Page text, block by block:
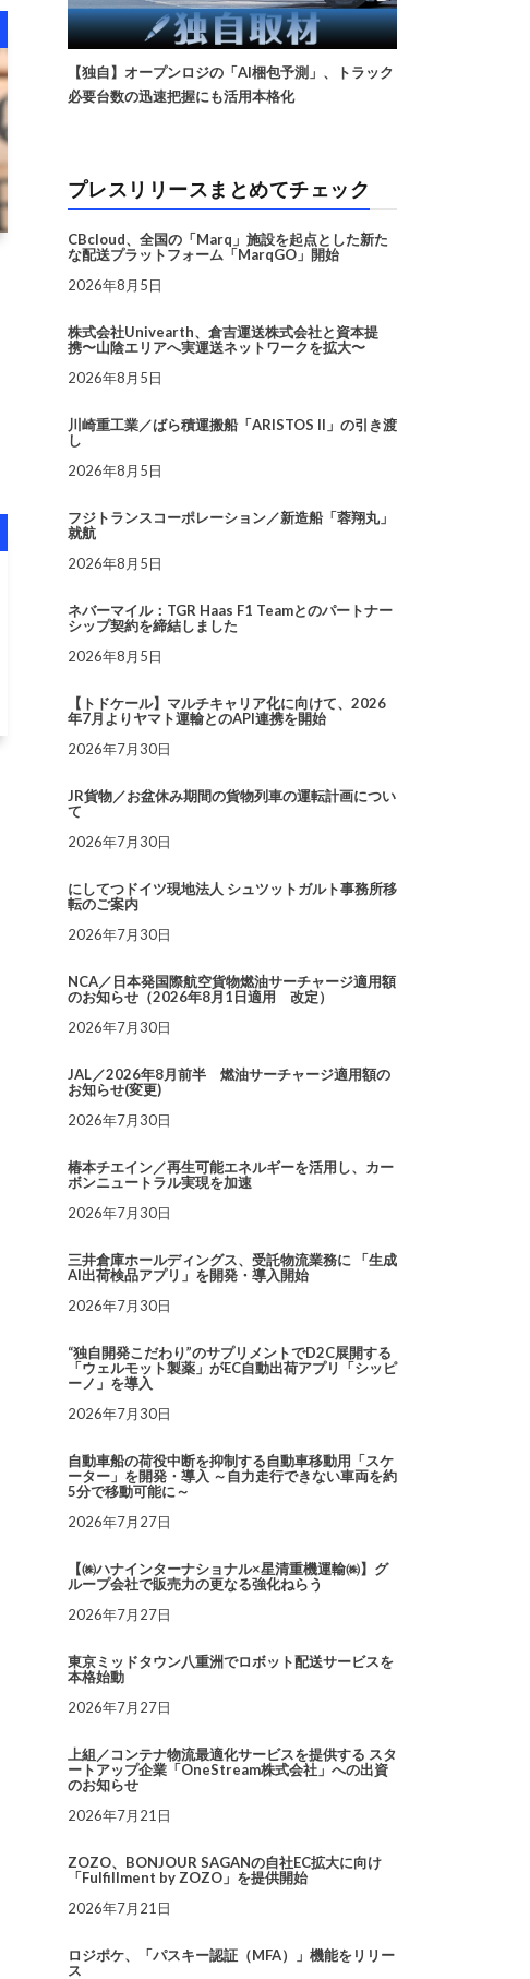
【独自】オープンロジの「AI梱包予測」、トラック
必要台数の迅速把握にも活用本格化
プレスリリースまとめてチェック
CBcloud、全国の「Marq」施設を起点とした新た
な配送プラットフォーム「MarqGO」開始
2026年8月5日
株式会社Univearth、倉吉運送株式会社と資本提
携〜山陰エリアへ実運送ネットワークを拡大〜
2026年8月5日
川崎重工業／ばら積運搬船「ARISTOS II」の引き渡
し
2026年8月5日
フジトランスコーポレーション／新造船「蓉翔丸」
就航
2026年8月5日
ネバーマイル：TGR Haas F1 Teamとのパートナー
シップ契約を締結しました
2026年8月5日
【トドケール】マルチキャリア化に向けて、2026
年7月よりヤマト運輸とのAPI連携を開始
2026年7月30日
JR貨物／お盆休み期間の貨物列車の運転計画につい
て
2026年7月30日
にしてつドイツ現地法人 シュツットガルト事務所移
転のご案内
2026年7月30日
NCA／日本発国際航空貨物燃油サーチャージ適用額
のお知らせ（2026年8月1日適用 改定）
2026年7月30日
JAL／2026年8月前半 燃油サーチャージ適用額の
お知らせ(変更)
2026年7月30日
椿本チエイン／再生可能エネルギーを活用し、カー
ボンニュートラル実現を加速
2026年7月30日
三井倉庫ホールディングス、受託物流業務に 「生成
AI出荷検品アプリ」を開発・導入開始
2026年7月30日
“独自開発こだわり”のサプリメントでD2C展開する
「ウェルモット製薬」がEC自動出荷アプリ「シッピ
ーノ」を導入
2026年7月30日
自動車船の荷役中断を抑制する自動車移動用「スケ
ーター」を開発・導入 ～自力走行できない車両を約
5分で移動可能に～
2026年7月27日
【㈱ハナインターナショナル×星清重機運輸㈱】グ
ループ会社で販売力の更なる強化ねらう
2026年7月27日
東京ミッドタウン八重洲でロボット配送サービスを
本格始動
2026年7月27日
上組／コンテナ物流最適化サービスを提供する スタ
ートアップ企業「OneStream株式会社」への出資
のお知らせ
2026年7月21日
ZOZO、BONJOUR SAGANの自社EC拡大に向け
「Fulfillment by ZOZO」を提供開始
2026年7月21日
ロジポケ、「パスキー認証（MFA）」機能をリリー
ス